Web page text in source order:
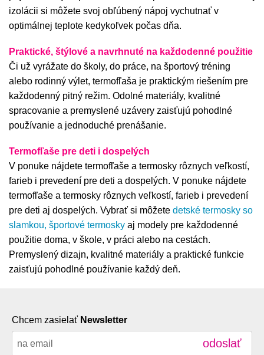
izolácii si môžete svoj obľúbený nápoj vychutnať v
optimálnej teplote kedykoľvek počas dňa.
Praktické, štýlové a navrhnuté na každodenné použitie
Či už vyrážate do školy, do práce, na športový tréning
alebo rodinný výlet, termofľaša je praktickým riešením pre
každodenný pitný režim. Odolné materiály, kvalitné
spracovanie a premyslené uzávery zaisťujú pohodlné
používanie a jednoduché prenášanie.
Termofľaše pre deti i dospelých
V ponuke nájdete termofľaše a termosky rôznych veľkostí,
farieb i prevedení pre deti a dospelých. V ponuke nájdete
termofľaše a termosky rôznych veľkostí, farieb i prevedení
pre deti aj dospelých. Vybrať si môžete detské termosky so
slamkou, športové termosky aj modely pre každodenné
použitie doma, v škole, v práci alebo na cestách.
Premyslený dizajn, kvalitné materiály a praktické funkcie
zaisťujú pohodlné používanie každý deň.
Chcem zasielať Newsletter
odoslať